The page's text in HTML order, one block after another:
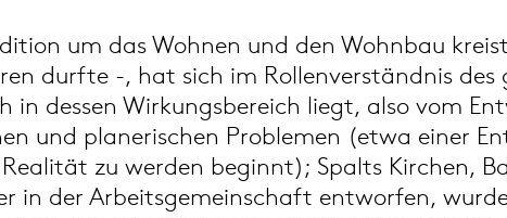
um das Wohnen und den Wohnbau
durfte -, hat sich im Rollenverständnis
dessen Wirkungsbereich liegt, also vom
und planerischen Problemen (etwa einer
zu werden beginnt); Spalts Kirchen,
in der Arbeitsgemeinschaft entworfen,